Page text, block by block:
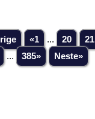
«1 ... 20 21
... 385» Neste»